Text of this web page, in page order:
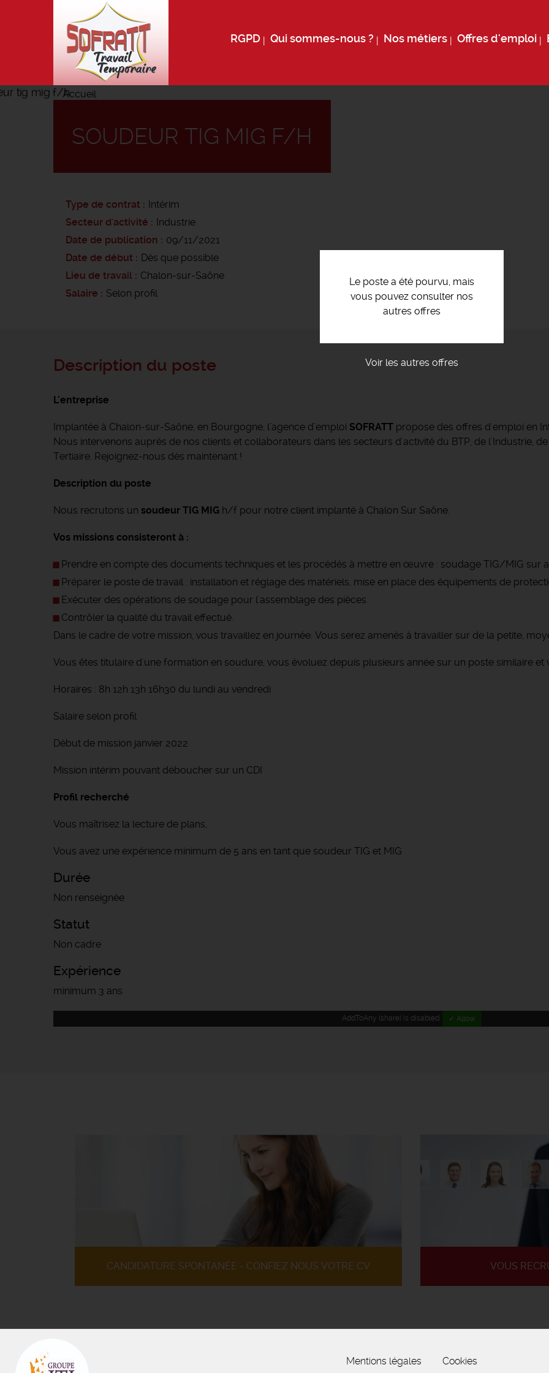
RGPD Qui sommes-nous ? Nos métiers Offres d'emploi
Accueil
Le poste a été pourvu, mais
vous pouvez consulter nos
autres offres
Voir les autres offres
SOUDEUR TIG MIG F/H
Type de contrat
Intérim
Secteur d'activité
Industrie
Date de publication
09/11/2021
Date de début
Dès que possible
Lieu de travail
Chalon-sur-Saône
Salaire
Selon profil
Description du poste
L'entreprise
Implantée à Chalon-sur-Saône, en Bourgogne, l’agence d’emploi SOFRATT propose des offres d'emploi en
Nous intervenons auprès de nos clients et collaborateurs dans les secteurs d'activité du BTP, de l'Industrie,
Tertiaire. Rejoignez-nous dès maintenant !
Description du poste
Nous recrutons un soudeur TIG MIG h/f pour notre client implanté à Chalon Sur Saône.
Vos missions consisteront à :
Prendre en compte des documents techniques et les procédés à mettre en œuvre : soudage TIG/MIG sur
Préparer le poste de travail : installation et réglage des matériels, mise en place des équipements de
Exécuter des opérations de soudage pour l'assemblage des pièces
Contrôler la qualité du travail effectué.
Dans le cadre de votre mission, vous travaillez en journée. Vous serez amenés à travailler sur de la petite,
Vous êtes titulaire d'une formation en soudure, vous évoluez depuis plusieurs année sur un poste similaire et
Horaires : 8h 12h 13h 16h30 du lundi au vendredi
Salaire selon profil
Début de mission janvier 2022
Mission intérim pouvant déboucher sur un CDI
Profil recherché
Vous maîtrisez la lecture de plans,
Vous avez une expérience minimum de 5 ans en tant que soudeur TIG et MIG
Durée
Non renseignée
Statut
Non cadre
Expérience
minimum 3 ans
AddToAny (share) is disabled. ✓ Allow
CANDIDATURE SPONTANÉE - CONFIEZ NOUS VOTRE CV VOUS
Mentions légales Cookies